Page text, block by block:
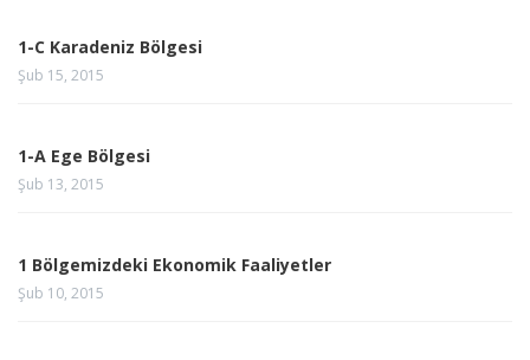
1-C Karadeniz Bölgesi
Şub 15, 2015
1-A Ege Bölgesi
Şub 13, 2015
1 Bölgemizdeki Ekonomik Faaliyetler
Şub 10, 2015